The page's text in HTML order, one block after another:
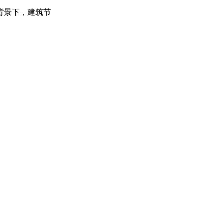
景下，建筑节